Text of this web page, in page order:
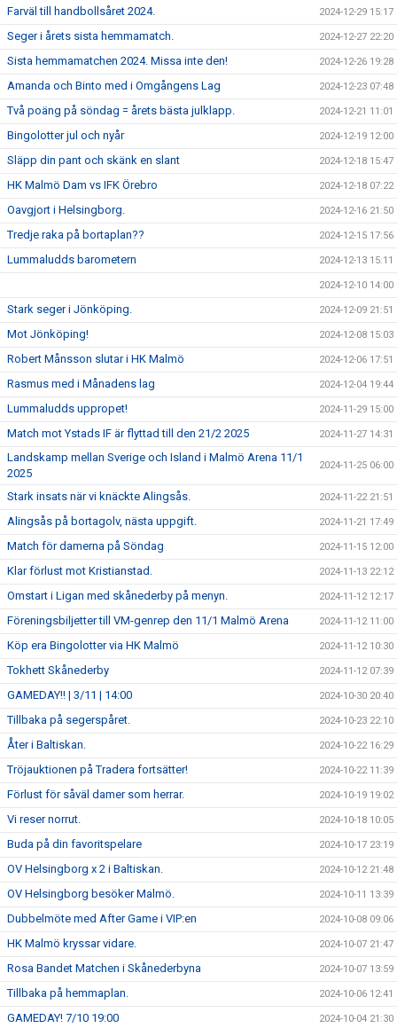
Farväl till handbollsåret 2024. 2024-12-29 15:17
Seger i årets sista hemmamatch. 2024-12-27 22:20
Sista hemmamatchen 2024. Missa inte den! 2024-12-26 19:28
Amanda och Binto med i Omgångens Lag 2024-12-23 07:48
Två poäng på söndag = årets bästa julklapp. 2024-12-21 11:01
Bingolotter jul och nyår 2024-12-19 12:00
Släpp din pant och skänk en slant 2024-12-18 15:47
HK Malmö Dam vs IFK Örebro 2024-12-18 07:22
Oavgjort i Helsingborg. 2024-12-16 21:50
Tredje raka på bortaplan?? 2024-12-15 17:56
Lummaludds barometern 2024-12-13 15:11
2024-12-10 14:00
Stark seger i Jönköping. 2024-12-09 21:51
Mot Jönköping! 2024-12-08 15:03
Robert Månsson slutar i HK Malmö 2024-12-06 17:51
Rasmus med i Månadens lag 2024-12-04 19:44
Lummaludds uppropet! 2024-11-29 15:00
Match mot Ystads IF är flyttad till den 21/2 2025 2024-11-27 14:31
Landskamp mellan Sverige och Island i Malmö Arena 11/1
2025
2024-11-25 06:00
Stark insats när vi knäckte Alingsås. 2024-11-22 21:51
Alingsås på bortagolv, nästa uppgift. 2024-11-21 17:49
Match för damerna på Söndag 2024-11-15 12:00
Klar förlust mot Kristianstad. 2024-11-13 22:12
Omstart i Ligan med skånederby på menyn. 2024-11-12 12:17
Föreningsbiljetter till VM-genrep den 11/1 Malmö Arena 2024-11-12 11:00
Köp era Bingolotter via HK Malmö 2024-11-12 10:30
Tokhett Skånederby 2024-11-12 07:39
GAMEDAY!! | 3/11 | 14:00 2024-10-30 20:40
Tillbaka på segerspåret. 2024-10-23 22:10
Åter i Baltiskan. 2024-10-22 16:29
Tröjauktionen på Tradera fortsätter! 2024-10-22 11:39
Förlust för såväl damer som herrar. 2024-10-19 19:02
Vi reser norrut. 2024-10-18 10:05
Buda på din favoritspelare 2024-10-17 23:19
OV Helsingborg x 2 i Baltiskan. 2024-10-12 21:48
OV Helsingborg besöker Malmö. 2024-10-11 13:39
Dubbelmöte med After Game i VIP:en 2024-10-08 09:06
HK Malmö kryssar vidare. 2024-10-07 21:47
Rosa Bandet Matchen i Skånederbyna 2024-10-07 13:59
Tillbaka på hemmaplan. 2024-10-06 12:41
GAMEDAY! 7/10 19:00 2024-10-04 21:30